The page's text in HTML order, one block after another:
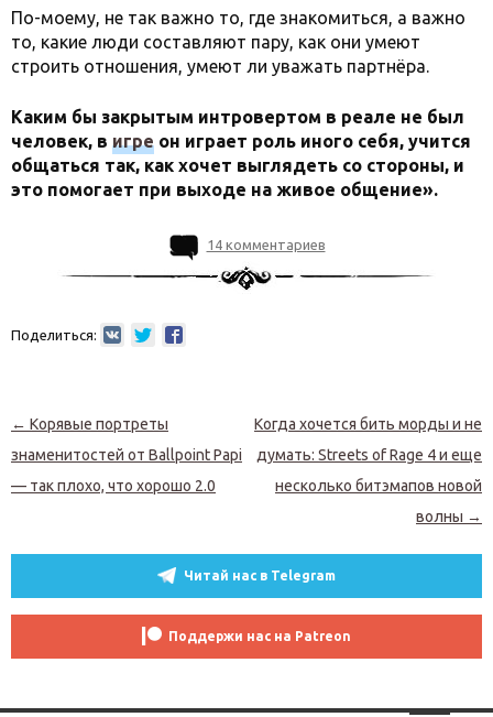
По-моему, не так важно то, где знакомиться, а важно
то, какие люди составляют пару, как они умеют
строить отношения, умеют ли уважать партнёра.
Каким бы закрытым интровертом в реале не был
человек, в игре он играет роль иного себя, учится
общаться так, как хочет выглядеть со стороны, и
это помогает при выходе на живое общение».
14 комментариев
Поделиться:
Навигация по записям
← Корявые портреты
знаменитостей от Ballpoint Papi
— так плохо, что хорошо 2.0
Когда хочется бить морды и не
думать: Streets of Rage 4 и еще
несколько битэмапов новой
волны →
Читай нас в Telegram
Поддержи нас на Patreon